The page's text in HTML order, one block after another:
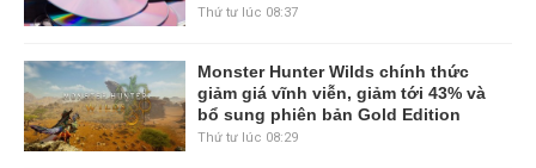
Thứ tư lúc 08:37
Monster Hunter Wilds chính thức
giảm giá vĩnh viễn, giảm tới 43% và
bổ sung phiên bản Gold Edition
Thứ tư lúc 08:29